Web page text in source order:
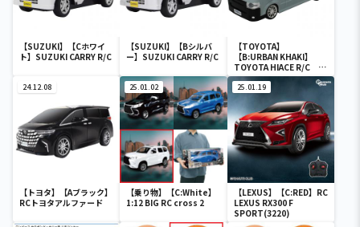
【SUZUKI】【Cホワイ
ト】SUZUKI CARRY R/C
【SUZUKI】【Bシルバ
ー】SUZUKI CARRY R/C
【TOYOTA】
【B:URBAN KHAKI】
TOYOTA HIACE R/C ア
ースカラーパッケージ
24.12.08
【トヨタ】【Aブラック】
RCトヨタアルファード
25.01.02
【乗り物】【C:White】
1:12 BIG RC cross 2
25.01.19
【LEXUS】【C:RED】RC
LEXUS RX300 F
SPORT(3220)